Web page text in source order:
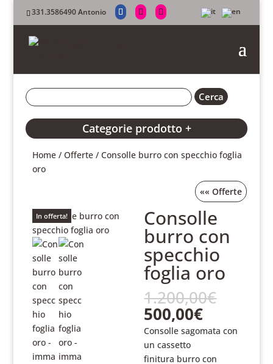
331.3586490 Antonio
Categorie prodotto +
Home /Offerte / Consolle burro con specchio foglia
oro
««Offerte
In offerta! Consolle
burro con
specchio
foglia oro
1.200,00€
era:
500,00€Il
prezzo
attuale
è:
Consolle sagomata con
un cassetto
finitura burro con